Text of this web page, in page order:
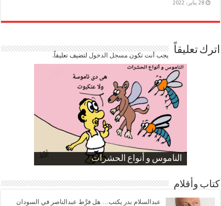
28 يناير، 2022
اترك تعليقاً يجب أنت تكون مسجل الدخوللتضيف تعليقاً.
الناموس و أنواع الحشرات
الموظفين بعد ارتفاع الأسعار
ارتفاع نسبة الطلاق في مصر
صورة كاركاتيرية
صورة كاركاتيرية
كتاب وأقلام
عبدالسلام بدر يكتب… هل فرَّط عبدالناصر في السودان